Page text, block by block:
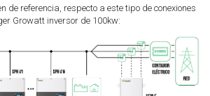
de referencia, respecto a este tipo de conexiones
Growatt inversor de 100kw: